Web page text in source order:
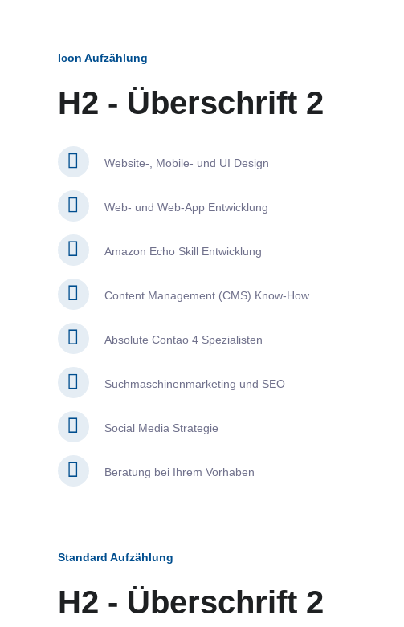
Icon Aufzählung
H2 - Überschrift 2
Website-, Mobile- und UI Design
Web- und Web-App Entwicklung
Amazon Echo Skill Entwicklung
Content Management (CMS) Know-How
Absolute Contao 4 Spezialisten
Suchmaschinenmarketing und SEO
Social Media Strategie
Beratung bei Ihrem Vorhaben
Standard Aufzählung
H2 - Überschrift 2